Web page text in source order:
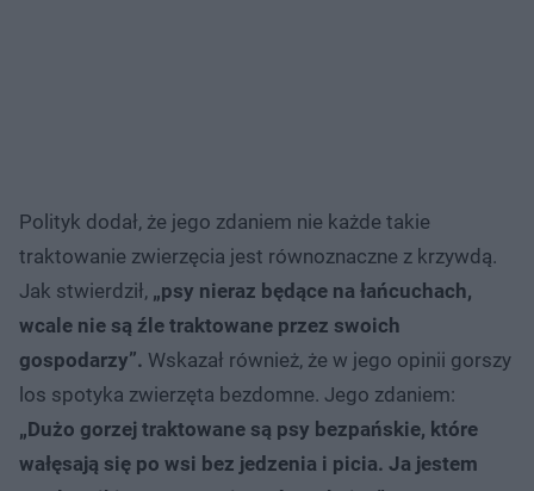
Polityk dodał, że jego zdaniem nie każde takie
traktowanie zwierzęcia jest równoznaczne z krzywdą.
Jak stwierdził, „psy nieraz będące na łańcuchach,
wcale nie są źle traktowane przez swoich
gospodarzy”. Wskazał również, że w jego opinii gorszy
los spotyka zwierzęta bezdomne. Jego zdaniem:
„Dużo gorzej traktowane są psy bezpańskie, które
wałęsają się po wsi bez jedzenia i picia. Ja jestem